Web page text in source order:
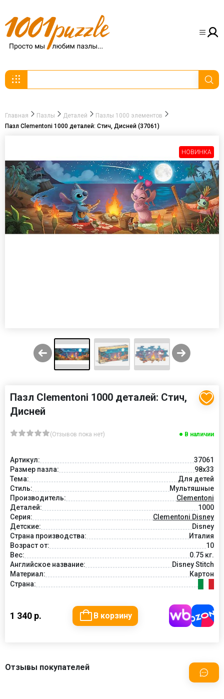
Главная Пазлы Деталей
Пазлы 1000 элементов
Пазл Clementoni 1000 деталей: Стич, Дисней (37061)
НОВИНКА
Пазл Clementoni 1000 деталей: Стич,
Дисней
(Отзывов пока нет) В наличии
Артикул:
37061
Размер пазла:
98x33
Тема:
Для детей
Стиль:
Мультяшные
Производитель:
Clementoni
Деталей:
1000
Серия:
Clementoni Disney
Детские:
Disney
Страна производства:
Италия
Возраст от:
10
Вес:
0.75 кг.
Английское название:
Disney Stitch
Материал:
Картон
Страна:
1 340 р. В корзину
Отзывы покупателей